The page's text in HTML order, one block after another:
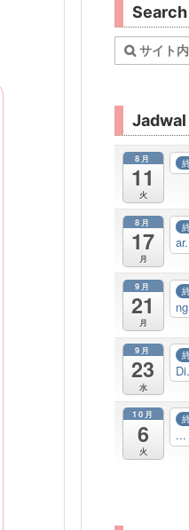
Search
8月
11
火
8月
17
月
9月
21
月
9月
23
水
10月
6
火
...